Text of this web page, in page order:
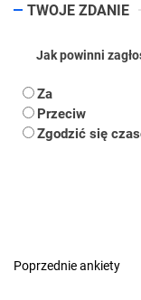
TWOJE ZDANIE
Jak powinni
Za
Przeciw
Zgodzić się
Poprzednie ankiety